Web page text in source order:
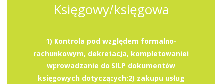
Księgowy/księgowa
1) Kontrola pod względem formalno-
rachunkowym, dekretacja, kompletowaniei
wprowadzanie do SILP dokumentów
księgowych dotyczących:2) zakupu usług